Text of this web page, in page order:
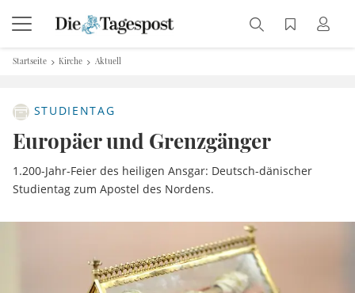
Startseite Kirche Aktuell
STUDIENTAG
Europäer und Grenzgänger
1.200-Jahr-Feier des heiligen Ansgar: Deutsch-dänischer
Studientag zum Apostel des Nordens.